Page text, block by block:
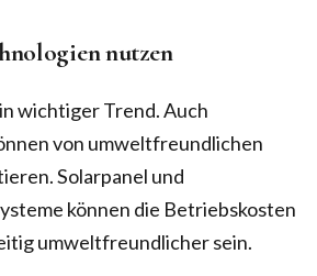
nutzen
wichtiger Trend. Auch
von umweltfreundlichen
Solarpanel und
können die Betriebskosten
umweltfreundlicher sein.